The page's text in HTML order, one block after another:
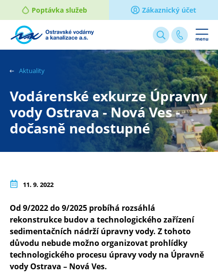
Poptávka služeb Zákaznický účet
Webové
stránky
míruAktuality
Vodárenské exkurze Úpravny
vody Ostrava - Nová Ves -
dočasně nedostupné
11. 9. 2022
Od 9/2022 do 9/2025 probíhá rozsáhlá
rekonstrukce budov a technologického zařízení
sedimentačních nádrží úpravny vody. Z tohoto
důvodu nebude možno organizovat prohlídky
technologického procesu úpravy vody na Úpravně
vody Ostrava – Nová Ves.